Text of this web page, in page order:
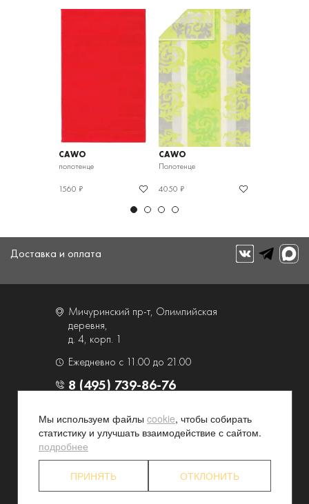
CAWO
полотенце
1560 ₽
CAWO
Полотенце
4050 ₽
Доставка и оплата
Мичуринский пр-т, Олимпийская
деревня,
д. 4, корп. 1
Ежедневно с 11.00 до 21.00
8 (495) 739-86-76
О компании
Услуги
Контакты и схема проезда
Наши преимущества
Партнерские программы
Конфиденциальность
Акционерам
Мы используем файлы cookie, чтобы собирать
статистику и улучшать взаимодействие с сайтом.
подробнее
ПРИНЯТЬ ОТКЛОНИТЬ